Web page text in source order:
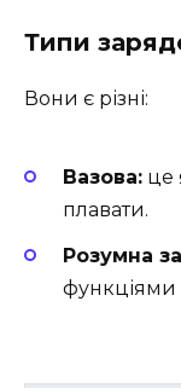
Типи
Вони є різні:
Bазова: це
плавати.
Розумна
функціями